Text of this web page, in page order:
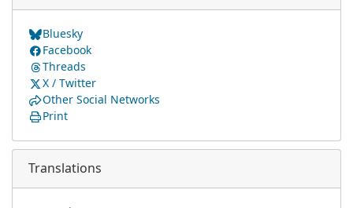
Bluesky
Facebook
Threads
X / Twitter
Other Social Networks
Print
Translations